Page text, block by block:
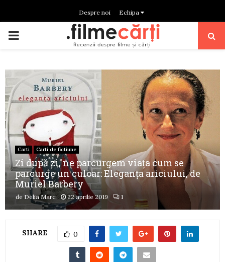
Despre noi Echipa
PRIMARY
Carti Carti de fictiune
Zi după zi, ne parcurgem viaţa cum se
parcurge un culoar: Eleganța ariciului, de
Muriel Barbery
deDelia Marc 22 aprilie 2019 1
SHARE 0